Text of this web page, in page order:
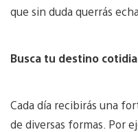
que sin duda querrás
Busca tu destino
Cada día recibirás una
de diversas formas. Por